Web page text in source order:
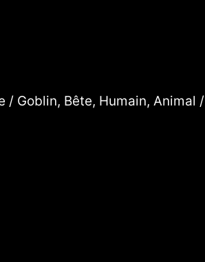
Goblin, Bête, Humain, Animal /